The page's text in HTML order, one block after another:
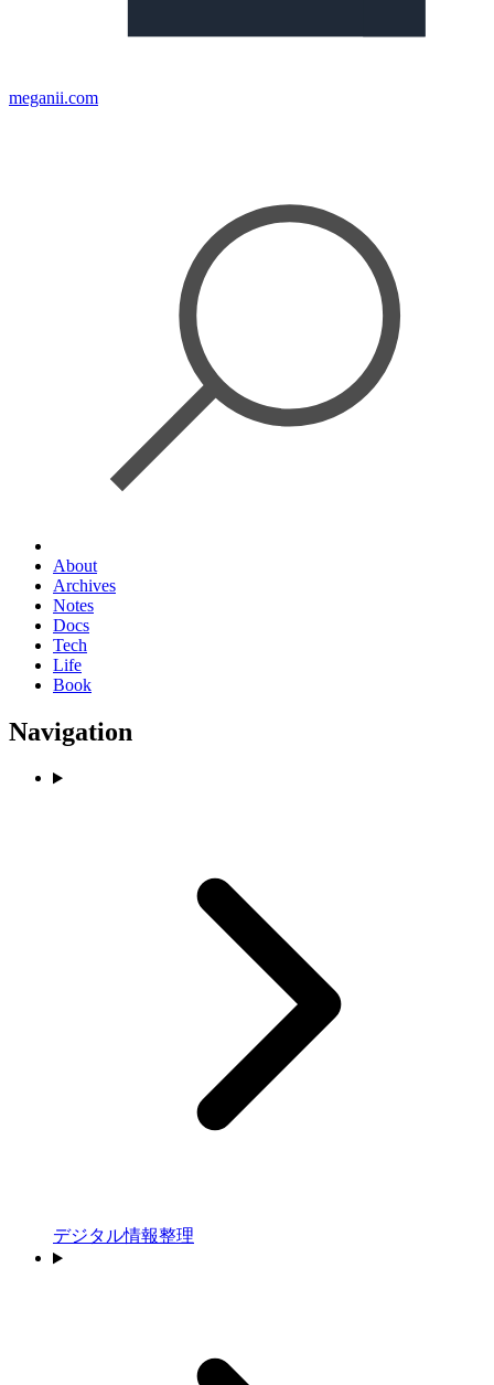
meganii.com
About
Archives
Notes
Docs
Tech
Life
Book
Navigation
デジタル情報整理